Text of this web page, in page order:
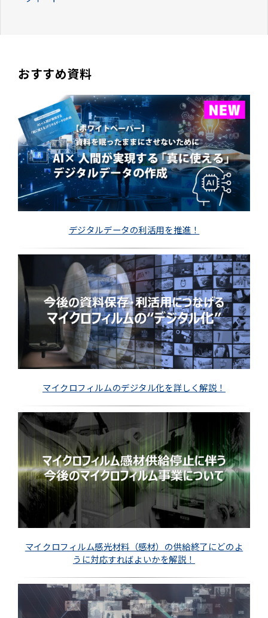
おすすめ資料
デジタルデータの利活用を推進！
マイクロフィルムのデジタル化を詳しく解説！
マイクロフィルム感光材料（感材）の供給終了にどのよ
うに対応すればよいかを解説！